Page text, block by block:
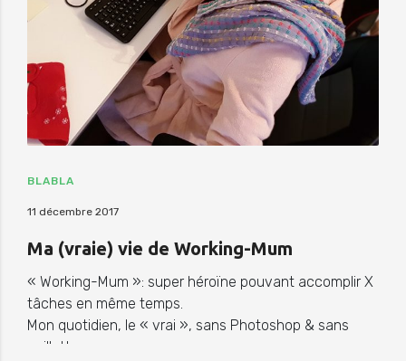
BLABLA
11 décembre 2017
Ma (vraie) vie de Working-Mum
« Working-Mum »: super héroïne pouvant accomplir X
tâches en même temps.
Mon quotidien, le « vrai », sans Photoshop & sans
paillettes…